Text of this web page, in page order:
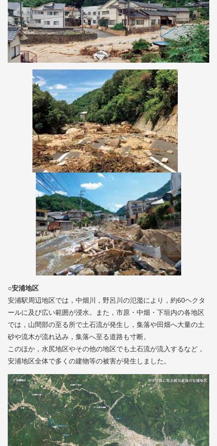
○安浦地区
安浦駅周辺地区では，中畑川，野呂川の氾濫により，約60ヘクタ
ールに及び広い範囲が浸水。また，市原・中畑・下垣内の各地区
では，山間部の至る所で土石流が発生し，集落や田畑へ大量の土
砂や流木が流れ込み，集落へ至る道路も寸断。
このほか，水尻地区やその他の地区でも土石流が流入するなど，
安浦地区全体で多くの建物等の被害が発生しました。